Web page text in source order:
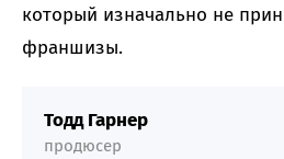
который изначально не
франшизы.
Тодд Гарнер
продюсер